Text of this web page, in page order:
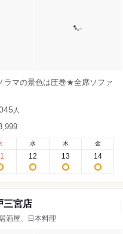
ラマの景色は圧巻★全席ソファ
人
水
12
木
13
金
14
三宮店
酒屋、日本料理